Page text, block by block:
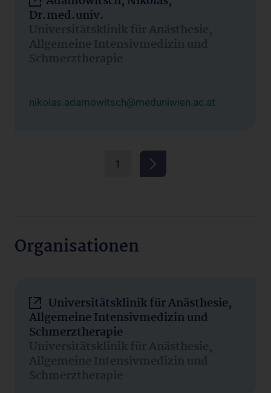
Dr.med.univ.
Universitätsklinik für Anästhesie,
Allgemeine Intensivmedizin und
Schmerztherapie
nikolas.adamowitsch@meduniwien.ac.at
1
Organisationen
Universitätsklinik für Anästhesie,
Allgemeine Intensivmedizin und
Schmerztherapie
Universitätsklinik für Anästhesie,
Allgemeine Intensivmedizin und
Schmerztherapie